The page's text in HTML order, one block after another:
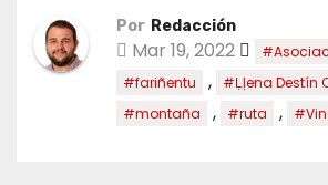
Por Redacción
Mar 19, 2022
#fariñentu , #Ḷḷena Destín
#montaña , #ruta ,